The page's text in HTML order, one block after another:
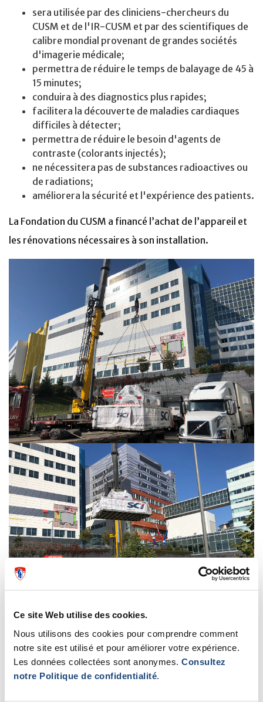
Ce site Web utilise des cookies.
Nous utilisons des cookies pour comprendre comment
notre site est utilisé et pour améliorer votre expérience.
Les données collectées sont anonymes. Consultez
notre Politique de confidentialité.
sera utilisée par des cliniciens-chercheurs du
CUSM et de l'IR-CUSM et par des scientifiques de
calibre mondial provenant de grandes sociétés
d'imagerie médicale;
permettra de réduire le temps de balayage de 45 à
15 minutes;
conduira à des diagnostics plus rapides;
facilitera la découverte de maladies cardiaques
difficiles à détecter;
permettra de réduire le besoin d'agents de
contraste (colorants injectés);
ne nécessitera pas de substances radioactives ou
de radiations;
améliorera la sécurité et l'expérience des patients.
La Fondation du CUSM a financé l’achat de l’appareil et
les rénovations nécessaires à son installation.